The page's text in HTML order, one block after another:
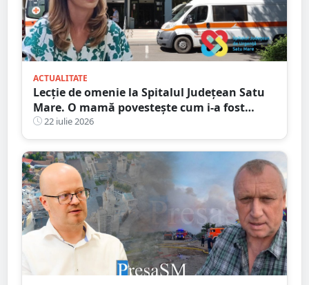
ACTUALITATE
Lecție de omenie la Spitalul Județean Satu
Mare. O mamă povestește cum i-a fost
salvată speranța
22 iulie 2026